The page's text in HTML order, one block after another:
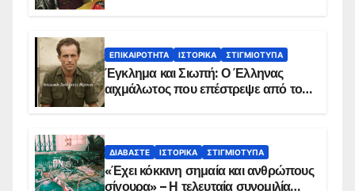
ΕΠΙΚΑΙΡΌΤΗΤΑ ΙΣΤΟΡΙΚΆ ΣΤΙΓΜΙΌΤΥΠΑ
Έγκλημα και Σιωπή: Ο Έλληνας
αιχμάλωτος που επέστρεψε από το
ΔΙΑΒΆΣΤΕ ΙΣΤΟΡΙΚΆ ΣΤΙΓΜΙΌΤΥΠΑ
«Έχει κόκκινη σημαία και ανθρώπους
σίγουρα» – Η τελευταία συνομιλία